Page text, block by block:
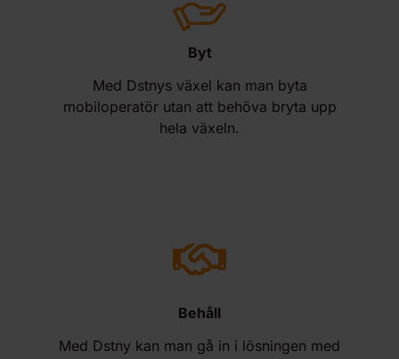
Byt
Med Dstnys växel kan man byta
mobiloperatör utan att behöva bryta upp
hela växeln.
Behåll
Med Dstny kan man gå in i lösningen med